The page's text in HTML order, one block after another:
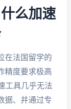
么加速
在法国留学的
精度要求极高
工具几乎无法
据、并通过专